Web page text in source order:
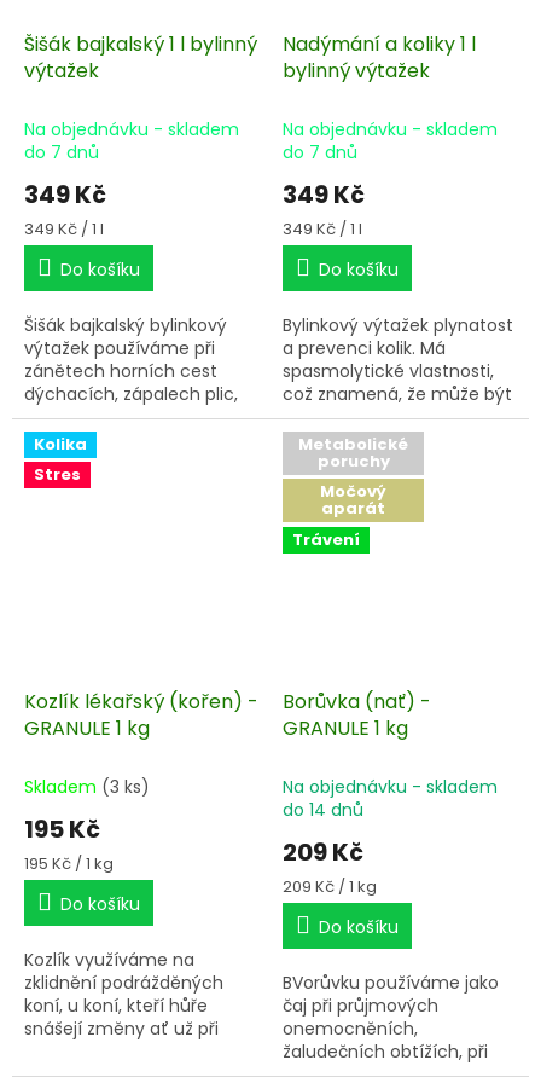
Šišák bajkalský 1 l bylinný
výtažek
Na objednávku - skladem
do 7 dnů
349 Kč
Měrná
cena:
349 Kč / 1 l
Do košíku
Šišák bajkalský bylinkový
výtažek používáme při
zánětech horních cest
dýchacích, zápalech plic,
pokud kombinujete s
mateřídouškou, výborně
ředí hleny.
Nadýmání a koliky 1 l
bylinný výtažek
Na objednávku - skladem
do 7 dnů
349 Kč
Měrná
cena:
349 Kč / 1 l
Do košíku
Bylinkový výtažek plynatost
a prevenci kolik. Má
spasmolytické vlastnosti,
což znamená, že může být
použit přímo na koliku v
raném stádiu.
Kolika
Stres
Kozlík lékařský (kořen) -
GRANULE 1 kg
Skladem (3 ks)
195 Kč
Měrná
cena:
195 Kč / 1 kg
Do košíku
Kozlík využíváme na
zklidnění podrážděných
koní, u koní, kteří hůře
snášejí změny ať už při
do jiné stáje, nebo změnu
Metabolické
poruchy
Močový
aparát
Trávení
Borůvka (nať) -
GRANULE 1 kg
Na objednávku - skladem
do 14 dnů
209 Kč
Měrná
cena:
209 Kč / 1 kg
Do košíku
BVorůvku používáme jako
čaj při průjmových
onemocněních,
žaludečních obtížích, při
zánětech močových cest,